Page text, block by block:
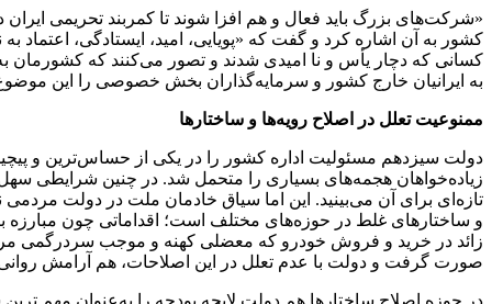
«شرکت‌های بزرگ باید فعال و هم افزا شوند تا کمربند تحریمی
کشور به آن اشاره کرد و گفت که «پویایی، امید، ایستادگی، اعتماد
کسانی که دچار یأس و نا امیدی شدند و تصور می‌کنند که کشورمان
به ایرانیان خارج کشور و سرمایه‌گذاران بخش خصوصی را این
ممنوعیت تعلل در اصلاح رویه‌ها و ساختارها
دولت سیزدهم مسئولیت اداره کشور را در یکی از حساس‌ترین و
زیاده‌خواهان هجمه‌های بسیاری را متحمل شد. در چنین شرایطی
تازه‌ای برای آن می‌بینید. این اما سیاق خادمان ملت در دولت
و ساختارهای غلط در حوزه‌های مختلف است؛ اقداماتی چون
زائد در خرید و فروش خودرو که معضلی کهنه و موجب سردرگمی
صورت گرفت و دولت با عدم تعلل در این اصلاحات، هم آرامش